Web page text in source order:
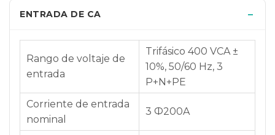
ENTRADA DE CA
Rango de voltaje de
entrada
Trifásico 400 VCA ±
10%, 50/60 Hz, 3
P+N+PE
Corriente de entrada
nominal
3 Ф200A